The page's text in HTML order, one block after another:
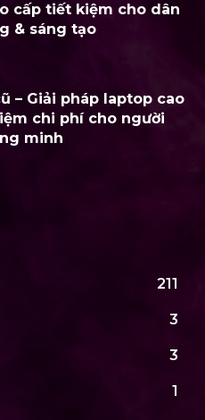
cấp tiết kiệm cho dân
& sáng tạo
– Giải pháp laptop cao
chi phí cho người
minh
211
3
3
1